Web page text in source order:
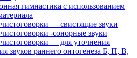
гимнастика с использованием
— свистящие звуки
-сонорные звуки
— для уточнения
звуков раннего онтогенеза Б, П, В,